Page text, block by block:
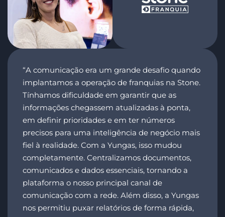
“A comunicação era um grande desafio quando
implantamos a operação de franquias na Stone.
Tínhamos dificuldade em garantir que as
informações chegassem atualizadas à ponta,
em definir prioridades e em ter números
precisos para uma inteligência de negócio mais
fiel à realidade. Com a Yungas, isso mudou
completamente. Centralizamos documentos,
comunicados e dados essenciais, tornando a
plataforma o nosso principal canal de
comunicação com a rede. Além disso, a Yungas
nos permitiu puxar relatórios de forma rápida,